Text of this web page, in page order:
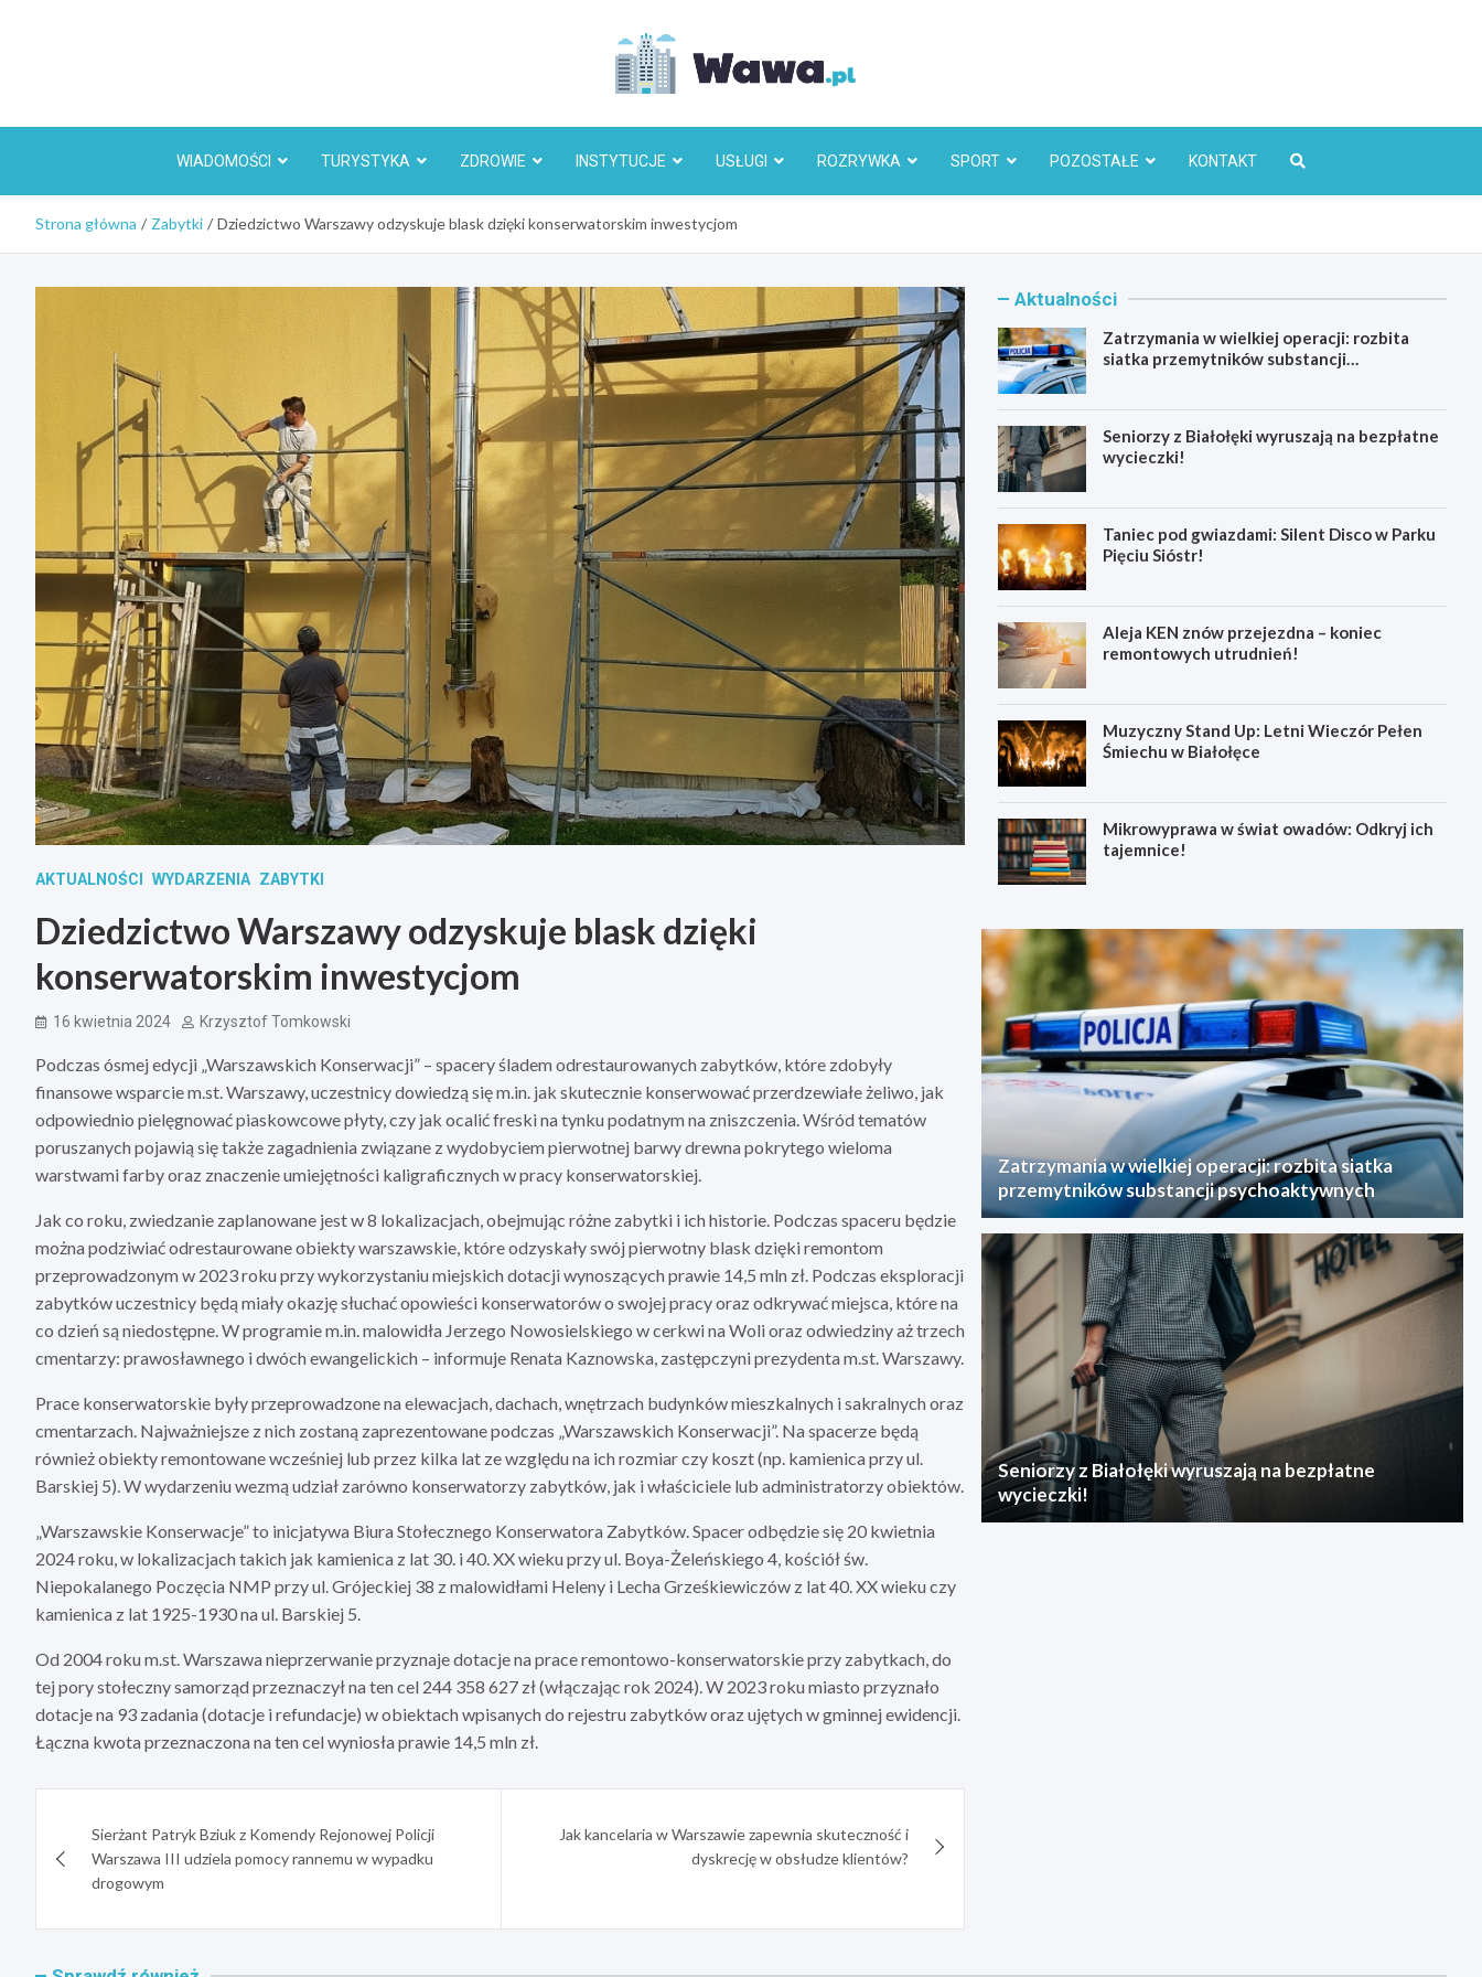
WIADOMOŚCI TURYSTYKA ZDROWIE INSTYTUCJE USŁUGI ROZRYWKA SPORT POZOSTAŁE KONTAKT
Strona główna Zabytki Dziedzictwo Warszawy odzyskuje blask dzięki konserwatorskim inwestycjom
AKTUALNOŚCI WYDARZENIA ZABYTKI
Dziedzictwo Warszawy odzyskuje blask dzięki
konserwatorskim inwestycjom
16 kwietnia 2024 Krzysztof Tomkowski
Podczas ósmej edycji „Warszawskich Konserwacji” – spacery śladem odrestaurowanych zabytków, które zdobyły
finansowe wsparcie m.st. Warszawy, uczestnicy dowiedzą się m.in. jak skutecznie konserwować przerdzewiałe żeliwo, jak
odpowiednio pielęgnować piaskowcowe płyty, czy jak ocalić freski na tynku podatnym na zniszczenia. Wśród tematów
poruszanych pojawią się także zagadnienia związane z wydobyciem pierwotnej barwy drewna pokrytego wieloma
warstwami farby oraz znaczenie umiejętności kaligraficznych w pracy konserwatorskiej.
Jak co roku, zwiedzanie zaplanowane jest w 8 lokalizacjach, obejmując różne zabytki i ich historie. Podczas spaceru będzie
można podziwiać odrestaurowane obiekty warszawskie, które odzyskały swój pierwotny blask dzięki remontom
przeprowadzonym w 2023 roku przy wykorzystaniu miejskich dotacji wynoszących prawie 14,5 mln zł. Podczas eksploracji
zabytków uczestnicy będą miały okazję słuchać opowieści konserwatorów o swojej pracy oraz odkrywać miejsca, które na
co dzień są niedostępne. W programie m.in. malowidła Jerzego Nowosielskiego w cerkwi na Woli oraz odwiedziny aż trzech
cmentarzy: prawosławnego i dwóch ewangelickich – informuje Renata Kaznowska, zastępczyni prezydenta m.st. Warszawy.
Prace konserwatorskie były przeprowadzone na elewacjach, dachach, wnętrzach budynków mieszkalnych i sakralnych oraz
cmentarzach. Najważniejsze z nich zostaną zaprezentowane podczas „Warszawskich Konserwacji”. Na spacerze będą
również obiekty remontowane wcześniej lub przez kilka lat ze względu na ich rozmiar czy koszt (np. kamienica przy ul.
Barskiej 5). W wydarzeniu wezmą udział zarówno konserwatorzy zabytków, jak i właściciele lub administratorzy obiektów.
„Warszawskie Konserwacje” to inicjatywa Biura Stołecznego Konserwatora Zabytków. Spacer odbędzie się 20 kwietnia
2024 roku, w lokalizacjach takich jak kamienica z lat 30. i 40. XX wieku przy ul. Boya-Żeleńskiego 4, kościół św.
Niepokalanego Poczęcia NMP przy ul. Grójeckiej 38 z malowidłami Heleny i Lecha Grześkiewiczów z lat 40. XX wieku czy
kamienica z lat 1925-1930 na ul. Barskiej 5.
Od 2004 roku m.st. Warszawa nieprzerwanie przyznaje dotacje na prace remontowo-konserwatorskie przy zabytkach, do
tej pory stołeczny samorząd przeznaczył na ten cel 244 358 627 zł (włączając rok 2024). W 2023 roku miasto przyznało
dotacje na 93 zadania (dotacje i refundacje) w obiektach wpisanych do rejestru zabytków oraz ujętych w gminnej ewidencji.
Łączna kwota przeznaczona na ten cel wyniosła prawie 14,5 mln zł.
wpisuSierżant Patryk Bziuk z Komendy Rejonowej Policji
Warszawa III udziela pomocy rannemu w wypadku
drogowym
Jak kancelaria w Warszawie zapewnia skuteczność i
dyskrecję w obsłudze klientów?
Aktualności
Zatrzymania w wielkiej operacji: rozbita
siatka przemytników substancji
Seniorzy z Białołęki wyruszają na bezpłatne
wycieczki!
Taniec pod gwiazdami: Silent Disco w Parku
Pięciu Sióstr!
Aleja KEN znów przejezdna – koniec
remontowych utrudnień!
Muzyczny Stand Up: Letni Wieczór Pełen
Śmiechu w Białołęce
Mikrowyprawa w świat owadów: Odkryj ich
tajemnice!
Zatrzymania w wielkiej operacji: rozbita siatka
przemytników substancji psychoaktywnych
Seniorzy z Białołęki wyruszają na bezpłatne
wycieczki!